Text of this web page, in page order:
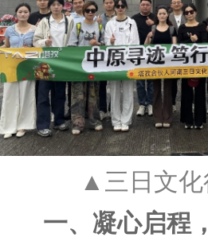
▲三日文化
一、凝心启程